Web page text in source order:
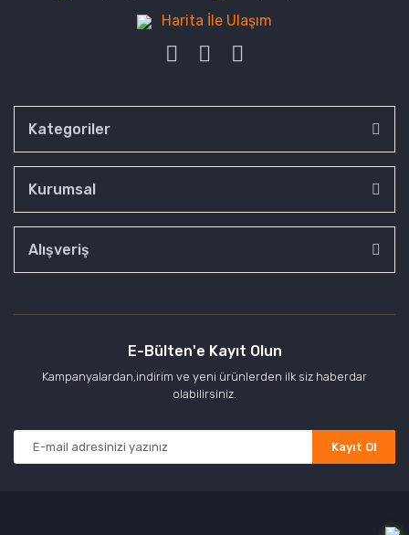
Harita İle Ulaşım
Kategoriler
Kurumsal
Alışveriş
E-Bülten'e Kayıt Olun
Kampanyalardan,indirim ve yeni ürünlerden ilk siz haberdar
olabilirsiniz.
Kayıt Ol